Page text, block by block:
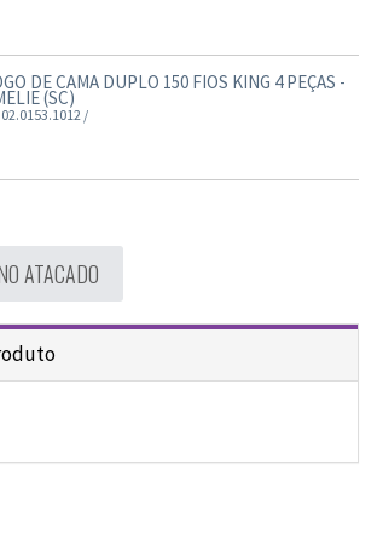
DE CAMA DUPLO 150 FIOS KING 4 PEÇAS -
(SC)
/
ATACADO